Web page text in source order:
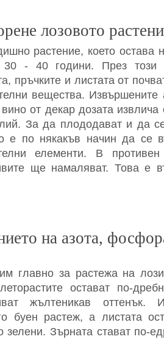
лозовото
растение, което остава
30 - 40 години. През този
пръчките и листата от
вещества. Извършените
от декар дозата извлича
За да плододават и да
е по някакъв начин да се
елементи. В
ще намаляват. Това е
на азота,
главно за растежа на
остават по-
жълтеникав оттенък.
буен растеж, а листата
зелени. Зърната стават по-